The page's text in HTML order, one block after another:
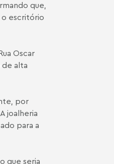
que,
o escritório
Oscar
de alta
por
joalheria
para a
que seria